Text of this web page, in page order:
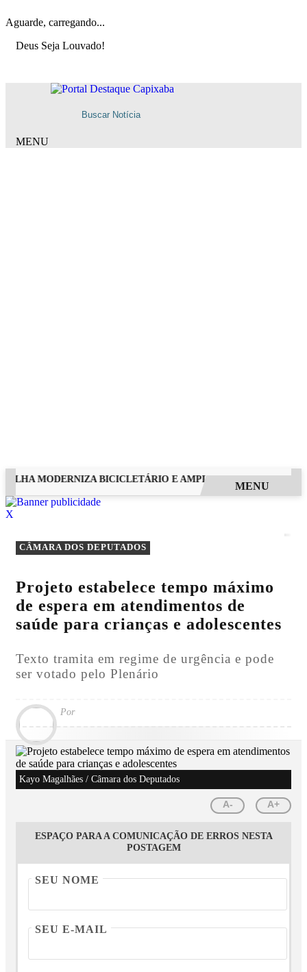
Aguarde, carregando...
Deus Seja Louvado!
MENU
MODERNIZA BICICLETÁRIO E AMPLIA CAPACIDADE
MENU
X
CÂMARA DOS DEPUTADOS
Projeto estabelece tempo máximo
de espera em atendimentos de
saúde para crianças e adolescentes
Texto tramita em regime de urgência e pode
ser votado pelo Plenário
Por
Kayo Magalhães / Câmara dos Deputados
A- A+
ESPAÇO PARA A COMUNICAÇÃO DE ERROS NESTA
POSTAGEM
SEU NOME
SEU E-MAIL